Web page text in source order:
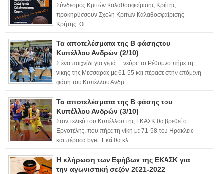
Σύνδεσμος Κριτών Καλαθοσφαίρισης Κρήτης
προκηρύσσουν Σχολή Κριτών Καλαθοσφαίρισης
Κρήτης. Οι ...
Τα αποτελέσματα της Β φάσηςτου
Κυπέλλου Ανδρών (2/10)
Σ ένα παιχνίδι για γερά… νεύρα το Ρέθυμνο πήρε τη
νίκης της Μεσσαράς με 61-55 και πέρασε στην επόμενη
φάση του Κυπέλλου Ανδρ...
Τα αποτελέσματα της Β φάσης του
Κυπέλλου Ανδρών (3/10)
Στον τελικό του Κυπέλλου της ΕΚΑΣΚ θα βρεθεί ο
Εργοτέλης, που πήρε τη νίκη με 71-58 του Ηράκλειο
και πέρασα bye . Εκεί θα κλ...
Η κλήρωση των Εφήβων της ΕΚΑΣΚ για
την αγωνιστική σεζόν 2021-2022